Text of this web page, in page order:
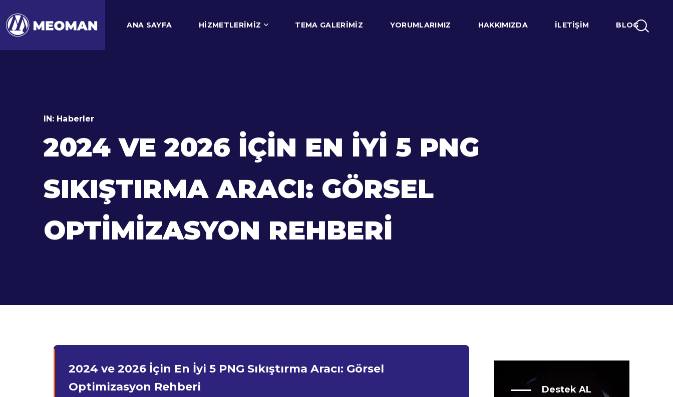
ANA SAYFA HIZMETLERIMIZ TEMA GALERIMIZ YORUMLARIMIZ HAKKIMIZDA İLETIŞIM BLOG
IN: Haberler
2024 VE 2026 İÇIN EN İYI 5 PNG
SIKIŞTIRMA ARACI: GÖRSEL
OPTIMIZASYON REHBERI
2024 ve 2026 İçin En İyi 5 PNG Sıkıştırma Aracı: Görsel
Optimizasyon Rehberi
Destek AL